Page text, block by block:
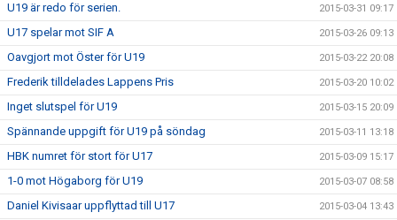
U19 är redo för serien. 2015-03-31 09:17
U17 spelar mot SIF A 2015-03-26 09:13
Oavgjort mot Öster för U19 2015-03-22 20:08
Frederik tilldelades Lappens Pris 2015-03-20 10:02
Inget slutspel för U19 2015-03-15 20:09
Spännande uppgift för U19 på söndag 2015-03-11 13:18
HBK numret för stort för U17 2015-03-09 15:17
1-0 mot Högaborg för U19 2015-03-07 08:58
Daniel Kivisaar uppflyttad till U17 2015-03-04 13:43